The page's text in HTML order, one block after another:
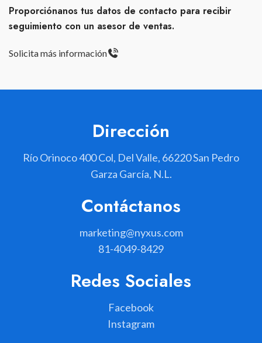
Proporciónanos tus datos de contacto para recibir
seguimiento con un asesor de ventas.
Solicita más información
Dirección
Río Orinoco 400 Col, Del Valle, 66220 San Pedro
Garza García, N.L.
Contáctanos
marketing@nyxus.com
81-4049-8429
Redes Sociales
Facebook
Instagram